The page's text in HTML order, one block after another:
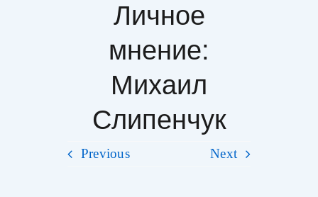
Анонсы
Литература
Фильмы
Личное
мнение:
Михаил
Слипенчук
Previous Next